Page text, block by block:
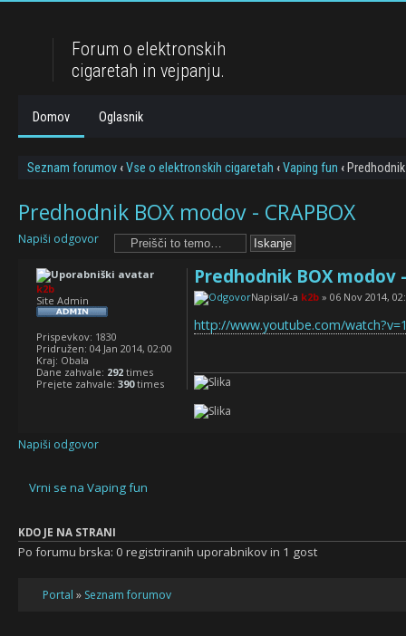
Forum o elektronskih
cigaretah in vejpanju.
Domov Oglasnik
Seznam forumov ‹Vse o elektronskih cigaretah ‹Vaping fun ‹
Predhodnik BOX modov - CRAPBOX
Napiši odgovor
Predhodnik BOX modov -
Napisal/-a k2b » 06 Nov 2014,
http://www.youtube.com/
k2b
Site Admin
Prispevkov: 1830
Pridružen: 04 Jan 2014, 02:00
Kraj: Obala
Dane zahvale: 292 times
Prejete zahvale: 390times
Napiši odgovor
Vrni se na Vaping fun
KDO JE NA STRANI
Po forumu brska: 0 registriranih uporabnikov in 1 gost
Portal » Seznam forumov